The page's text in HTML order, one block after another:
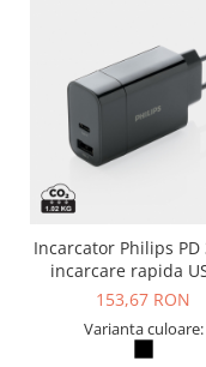
Incarcator Philips PD
incarcare rapida
153,67 RON
Varianta culoare: